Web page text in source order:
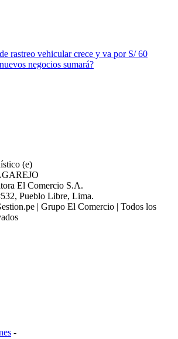
(e)
El Comercio S.A.
Pueblo Libre, Lima.
| Grupo El Comercio | Todos los
-